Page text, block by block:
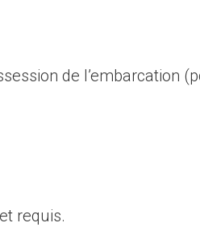
de l’embarcation
requis.